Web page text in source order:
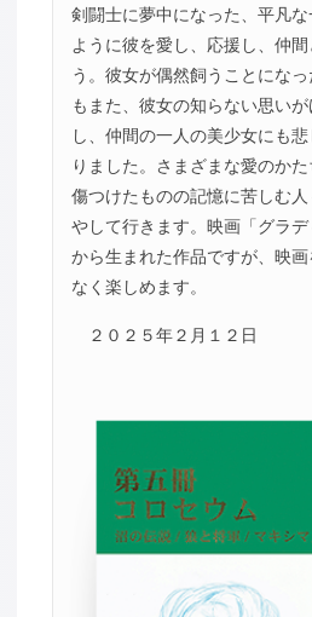
剣闘士に夢中になった、平凡
ように彼を愛し、応援し、仲
う。彼女が偶然飼うことにな
もまた、彼女の知らない思い
し、仲間の一人の美少女にも
りました。さまざまな愛のか
傷つけたものの記憶に苦しむ
やして行きます。映画「グラ
から生まれた作品ですが、映
なく楽しめます。
２０２５年２月１２日